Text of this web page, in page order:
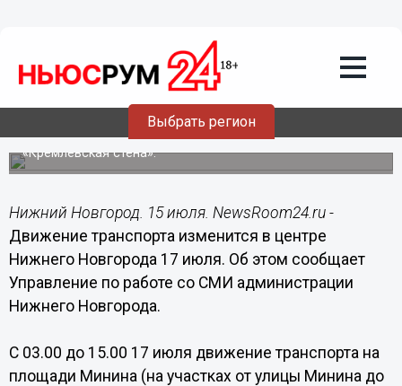
Выбрать регион
15.07.201618:00
Движение транспорта изменится в
центре Нижнего Новгорода 17 июля
Изменения связаны с проведением полумарафона
«Кремлевская стена».
Нижний Новгород. 15 июля. NewsRoom24.ru -
Движение транспорта изменится в центре
Нижнего Новгорода 17 июля. Об этом сообщает
Управление по работе со СМИ администрации
Нижнего Новгорода.
С 03.00 до 15.00 17 июля движение транспорта на
площади Минина (на участках от улицы Минина до